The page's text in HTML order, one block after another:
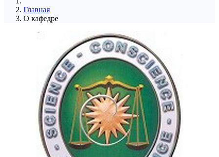
Главная
О кафедре